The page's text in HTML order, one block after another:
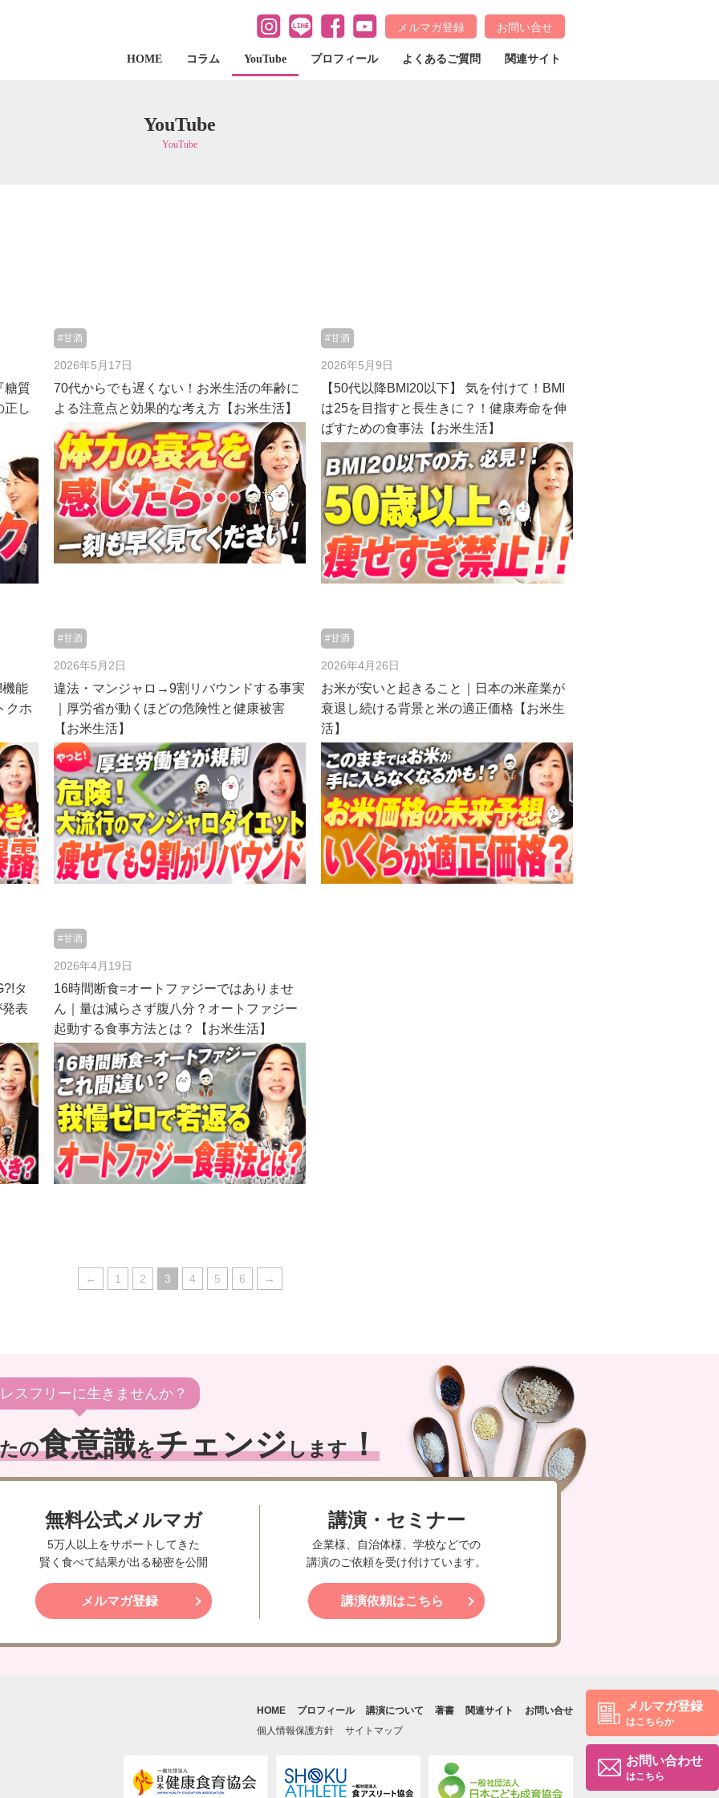
メルマガ登録 お問い合せ
HOME コラム YouTube プロフィール よくあるご質問 関連サイト
YouTube
YouTube
糖質
正し
#甘酒
2026年5月17日
70代からでも遅くない！お米生活の年齢に
よる注意点と効果的な考え方【お米生活】
#甘酒
2026年5月9日
【50代以降BMI20以下】 気を付けて！BMI
は25を目指すと長生きに？！健康寿命を伸
ばすための食事法【お米生活】
能
クホ
#甘酒
2026年5月2日
違法・マンジャロ→9割リバウンドする事実
｜厚労省が動くほどの危険性と健康被害
【お米生活】
#甘酒
2026年4月26日
お米が安いと起きること｜日本の米産業が
衰退し続ける背景と米の適正価格【お米生
活】
タ
表
#甘酒
2026年4月19日
16時間断食=オートファジーではありませ
ん｜量は減らさず腹八分？オートファジー
起動する食事方法とは？【お米生活】
← 1 2 3 4 5 6 →
スフリーに生きませんか？
の食意識をチェンジします！
無料公式メルマガ
5万人以上をサポートしてきた
賢く食べて結果が出る秘密を公開
メルマガ登録
講演・セミナー
企業様、自治体様、学校などでの
講演のご依頼を受け付けています。
講演依頼はこちら
メルマガ登録
はこちらか
お問い合わせ
はこちら
HOME プロフィール 講演について 著書 関連サイト
お問い合せ
個人情報保護方針
サイトマップ